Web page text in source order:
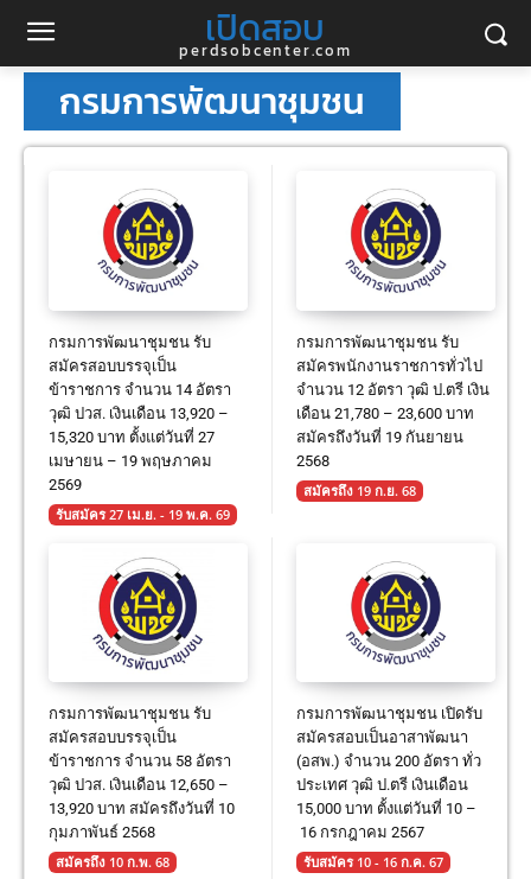
เปิดสอบ
perdsobcenter.com
กรมการพัฒนาชุมชน
กรมการพัฒนาชุมชน รับ
สมัครสอบบรรจุเป็น
ข้าราชการ จำนวน 14 อัตรา
วุฒิ ปวส. เงินเดือน 13,920 –
15,320 บาท ตั้งแต่วันที่ 27
เมษายน – 19 พฤษภาคม
2569
รับสมัคร 27 เม.ย. - 19 พ.ค. 69
กรมการพัฒนาชุมชน รับ
สมัครพนักงานราชการทั่วไป
จำนวน 12 อัตรา วุฒิ ป.ตรี เงิน
เดือน 21,780 – 23,600 บาท
สมัครถึงวันที่ 19 กันยายน
2568
สมัครถึง 19 ก.ย. 68
กรมการพัฒนาชุมชน รับ
สมัครสอบบรรจุเป็น
ข้าราชการ จำนวน 58 อัตรา
วุฒิ ปวส. เงินเดือน 12,650 –
13,920 บาท สมัครถึงวันที่ 10
กุมภาพันธ์ 2568
สมัครถึง 10 ก.พ. 68
กรมการพัฒนาชุมชน เปิดรับ
สมัครสอบเป็นอาสาพัฒนา
(อสพ.) จำนวน 200 อัตรา ทั่ว
ประเทศ วุฒิ ป.ตรี เงินเดือน
15,000 บาท ตั้งแต่วันที่ 10 –
16 กรกฎาคม 2567
รับสมัคร 10 - 16 ก.ค. 67